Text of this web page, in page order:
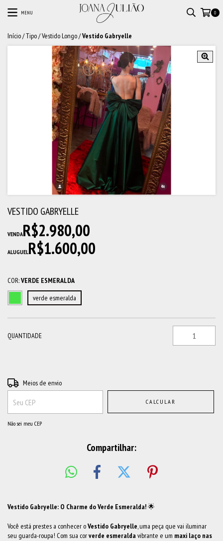
MENU 0
Início/Tipo/Vestido Longo/Vestido Gabryelle
VESTIDO GABRYELLE
VENDAR$2.980,00
ALUGUELR$1.600,00
COR:VERDE ESMERALDA
verde esmeralda
QUANTIDADE
Entregas para o CEP:
Meios de envio
CALCULAR
Não sei meu CEP
Compartilhar:
Vestido Gabryelle: O Charme do Verde Esmeralda!🌟
Você está prestes a conhecer oVestido Gabryelle , uma peça que vai iluminar
seu guarda-roupa! Com sua corverde esmeralda vibrante e um maxi laço nas